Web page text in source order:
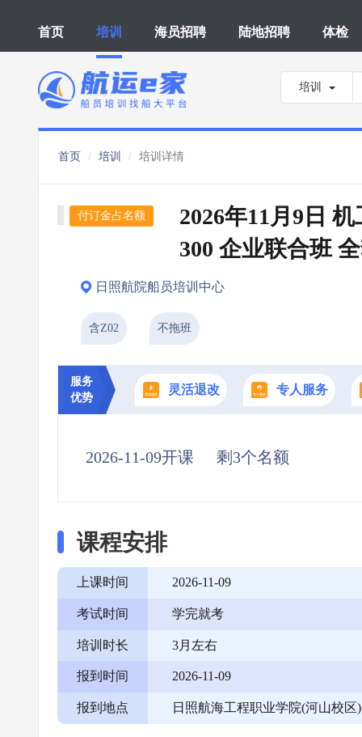
首页 培训 海员招聘 陆地招聘 体检
培训
首页 培训 培训详情
付订金占名额
2026年11月9日
300 企业联合班
日照航院船员培训中心
含Z02 不拖班
服务
优势
灵活退改 专人服务
2026-11-09开课 剩3个名额
课程安排
上课时间 2026-11-09
考试时间 学完就考
培训时长 3月左右
报到时间 2026-11-09
报到地点 日照航海工程职业学院(河山校